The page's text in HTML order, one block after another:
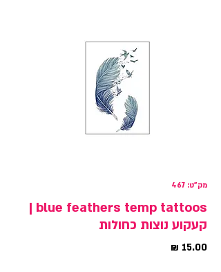
מק"ט: 467
blue feathers temp tattoos |
קעקוע נוצות כחולות